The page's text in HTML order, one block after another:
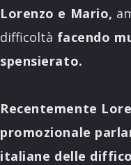
Lorenzo e Mario,
difficoltà facendo
spensierato.
Recentemente
promozionale
italiane delle